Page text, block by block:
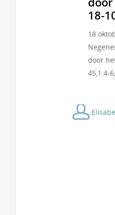
18-
18
door
45,1.4-